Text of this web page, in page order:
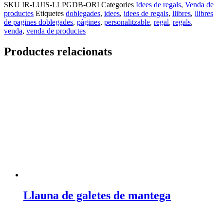
SKU IR-LUIS-LLPGDB-ORI Categories Idees de regals, Venda de
productes Etiquetes doblegades, idees, idees de regals, llibres, llibres
de pagines doblegades, pàgines, personalitzable, regal, regals,
venda, venda de productes
Productes relacionats
Llauna de galetes de mantega